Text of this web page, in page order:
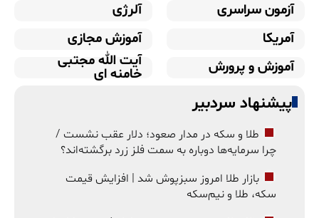
آزمون سراسری
آلرژی
آمریکا
آموزش مجازی
آموزش و پرورش
آیت الله مجتبی
خامنه ای
پیشنهاد سردبیر
طلا و سکه در مدار صعود؛ دلار عقب نشست /
چرا سرمایه‌ها دوباره به سمت فلز زرد برگشته‌اند؟
بازار طلا امروز سبزپوش شد | افزایش قیمت
سکه، طلا و نیم‌سکه